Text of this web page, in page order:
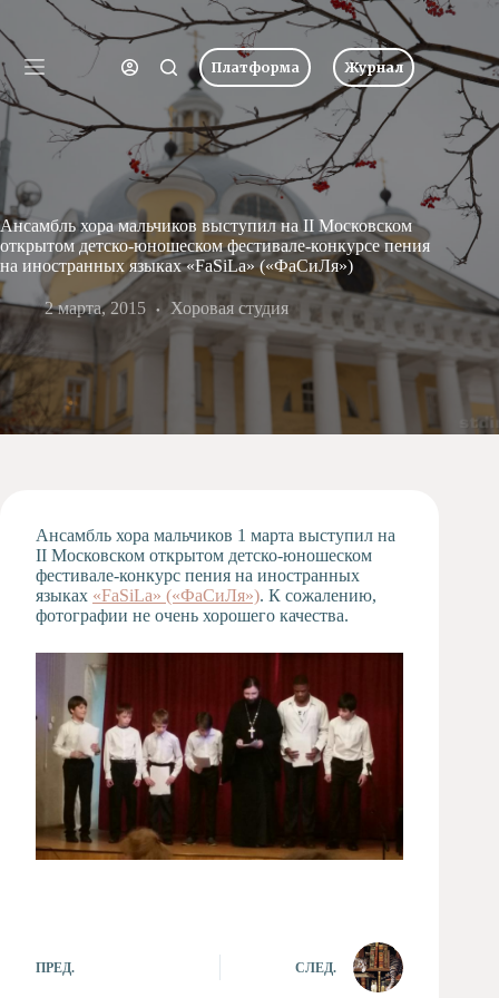
Перейти
к
сути
Ничего
не
найдено
Главная
Новости
школе
Учеба
Пресс-
центр
Хоровая
Царевич
Допобразование
студия
Музыкальное
отделение
Психологическая
Тьюторская
Имя пользователя или Email
Пароль
Запомнить меня Забыли пароль?
Вход
Имя пользователя или Email
Получить новый пароль
← Вернуться ко входу
Платформа Журнал
Ансамбль хора мальчиков выступил на II Московском
открытом детско-юношеском фестивале-конкурсе пения
на иностранных языках «FaSiLa» («ФаСиЛя»)
2 марта, 2015 Хоровая студия
Ансамбль хора мальчиков 1 марта выступил на
II Московском открытом детско-юношеском
фестивале-конкурс пения на иностранных
языках «FaSiLa» («ФаСиЛя»). К сожалению,
фотографии не очень хорошего качества.
ПРЕД. СЛЕД.